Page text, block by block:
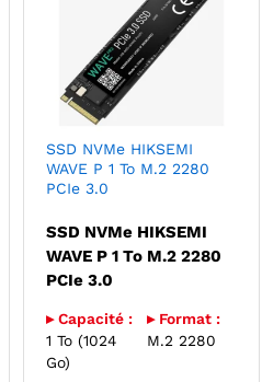
SSD NVMe HIKSEMI
WAVE P 1 To M.2 2280
PCIe 3.0
SSD NVMe HIKSEMI
WAVE P 1 To M.2 2280
PCIe 3.0
▸ Capacité :
1 To (1024
Go)
▸ Format :
M.2 2280